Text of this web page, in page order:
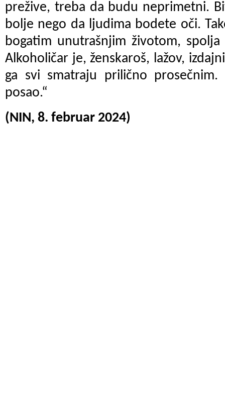
prežive, treba da budu neprimetni.
bolje nego da ljudima bodete oči.
bogatim unutrašnjim životom,
Alkoholičar je, ženskaroš, lažov,
ga svi smatraju prilično
posao.“
(NIN, 8. februar 2024)